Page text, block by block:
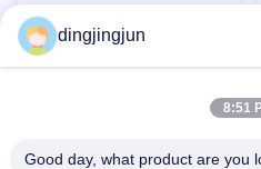
Boulons à œil en acier
inoxydable 304 316 DIN444
Boulons à œil Boulon à œil
dingjingjun
8:51
Good day, what product are you